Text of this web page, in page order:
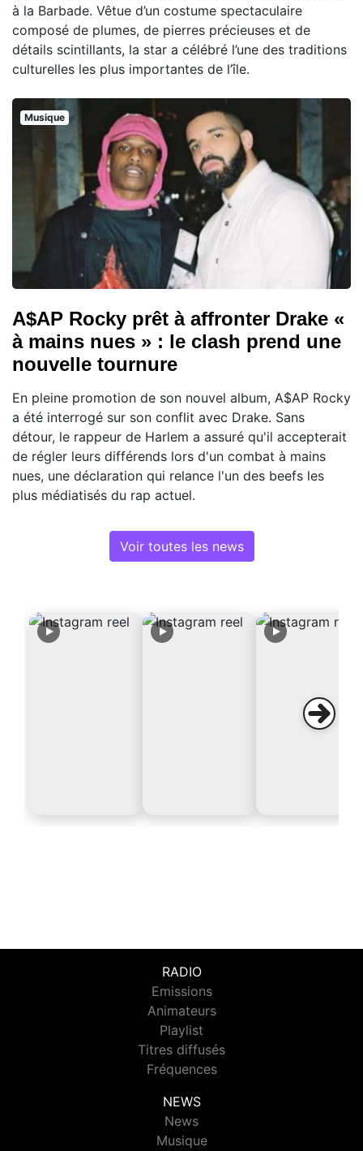
à la Barbade. Vêtue d’un costume spectaculaire
composé de plumes, de pierres précieuses et de
détails scintillants, la star a célébré l’une des traditions
culturelles les plus importantes de l’île.
Musique
A$AP Rocky prêt à affronter Drake «
à mains nues » : le clash prend une
nouvelle tournure
En pleine promotion de son nouvel album, A$AP Rocky
a été interrogé sur son conflit avec Drake. Sans
détour, le rappeur de Harlem a assuré qu'il accepterait
de régler leurs différends lors d'un combat à mains
nues, une déclaration qui relance l'un des beefs les
plus médiatisés du rap actuel.
Voir toutes les news
RADIO
Emissions
Animateurs
Playlist
Titres diffusés
Fréquences
NEWS
News
Musique